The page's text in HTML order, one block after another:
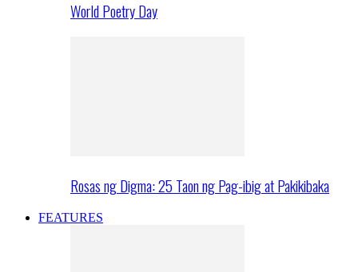
World Poetry Day
Rosas ng Digma: 25 Taon ng Pag-ibig at Pakikibaka
FEATURES